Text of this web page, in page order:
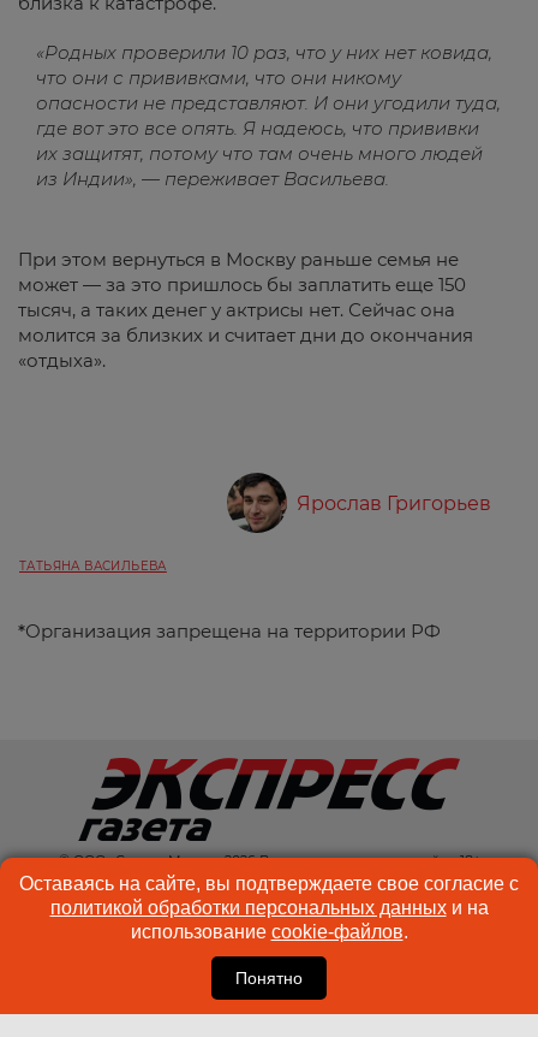
«Родных проверили 10 раз, что у них нет ковида,
что они с прививками, что они никому
опасности не представляют. И они угодили туда,
где вот это все опять. Я надеюсь, что прививки
их защитят, потому что там очень много людей
из Индии», — переживает Васильева.
При этом вернуться в Москву раньше семья не
может — за это пришлось бы заплатить еще 150
тысяч, а таких денег у актрисы нет. Сейчас она
молится за близких и считает дни до окончания
«отдыха».
Ярослав Григорьев
ТАТЬЯНА ВАСИЛЬЕВА
*Организация запрещена на территории РФ
© ООО «Спектр Медиа» 2026 Возрастная категория сайта: 18+
КОНТАКТЫ
РЕКЛАМА
КУКИ-ФАЙЛЫ
ПОЛЬЗОВАТЕЛЬСКОЕ
Оставаясь на сайте, вы подтверждаете свое согласие с
политикой обработки персональных данныхи на
использование cookie-файлов.
Понятно